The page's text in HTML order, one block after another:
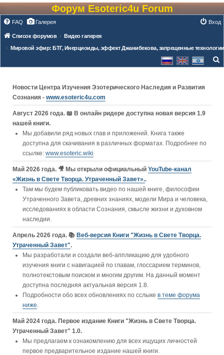
Форум Esoteric4u Forum
FAQ Галерея Вход
Список форумов
Видео галерея
Мировой эфир: БТГ, Инерциоиды, эффект Джанибекова, запрещенные технологии
Новости Центра Изучения Эзотерического Наследия и Развития
Сознания - www.esoteric4u.com
Август 2026 года. 📖 В онлайн ридере доступна новая версия 1.9
нашей книги.
Мы добавили ряд новых глав и приложений. Книга также
доступна для скачивания в различных форматах. Подробнее по
ссылке: www.esoteric.wiki
Май 2026 года. 🎥 Мы открыли официальный YouTube‑канал
«Жизнь в Свете Творца. Утраченный Завет»..
Там мы будем публиковать видео по нашей книге, философии
Утраченного Завета, древних знаниях, модели Мира и человека,
исследованиях в области Сознания, смысле жизни и духовном
наследии.
Апрель 2026 года. 📚 Веб-версия Книги "Жизнь в Свете Творца.
Утраченный Завет".
Мы разработали и создали веб-аппликацию для удобного
изучения книги c навигацией по главам, глоссарием терминов,
полнотекстовым поиском и многим другим. На данный момент
доступна последняя актуальная версия 1.8.
Подробности обо всех обновлениях по сслыке в теме форума
ниже.
Май 2024 года. Первое издание Книги "Жизнь в Свете Творца.
Утраченный Завет" 1.0.
Мы предлагаем к ознакомлению для всех ищущих личностей
первое предварительное издание нашей книги.